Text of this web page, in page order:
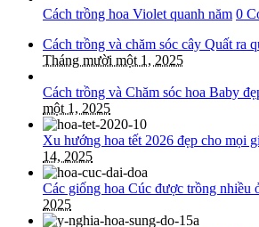
Cách trồng hoa Violet quanh năm 0
Cách trồng và chăm sóc cây Quất ra
Tháng mười một 1, 2025
Cách trồng và Chăm sóc hoa Baby
một 1, 2025
Xu hướng hoa tết 2026 đẹp cho mọi
14, 2025
Các giống hoa Cúc được trồng nhiều
2025